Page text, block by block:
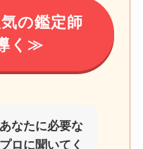
の鑑定師
く≫
なたに必要な
ロに聞いてく